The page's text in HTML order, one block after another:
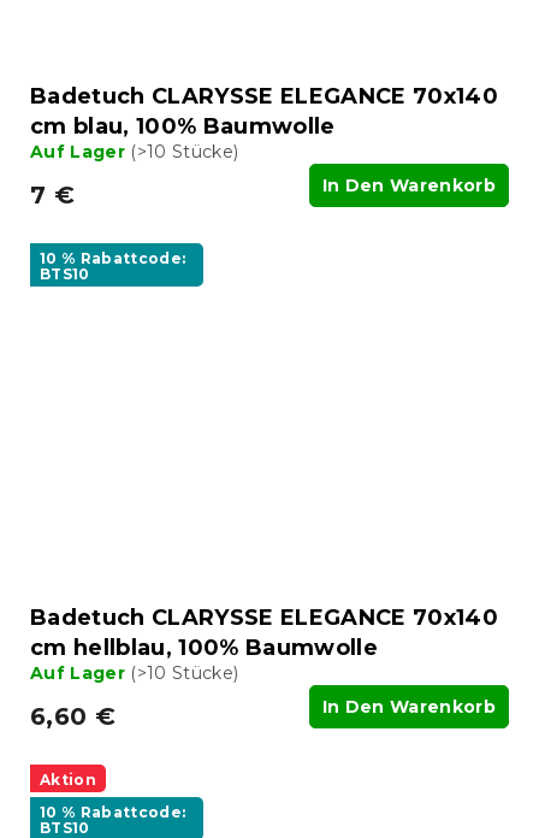
Badetuch CLARYSSE ELEGANCE 70x140
cm blau, 100% Baumwolle
Auf Lager (>10 Stücke)
7 € In Den Warenkorb
10 % Rabattcode:
BTS10
Badetuch CLARYSSE ELEGANCE 70x140
cm hellblau, 100% Baumwolle
Auf Lager (>10 Stücke)
6,60 € In Den Warenkorb
Aktion
10 % Rabattcode:
BTS10